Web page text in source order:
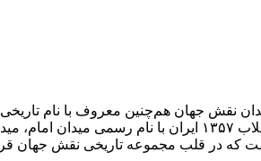
نقش جهان هم‌چنین معروف با نام
میدان امام، میدان مرکزی شهر
که در قلب مجموعه تاریخی نقش جهان